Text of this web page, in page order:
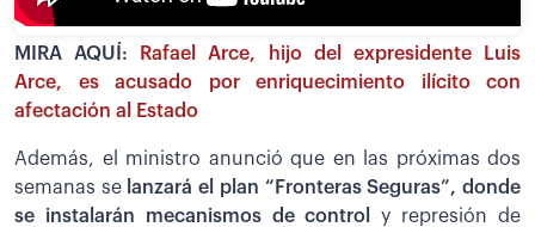
MIRA AQUÍ:
Rafael Arce, hijo del expresidente Luis
Arce, es acusado por enriquecimiento ilícito con
afectación al Estado
Además, el ministro anunció que en las próximas dos
semanas se lanzará el plan “Fronteras Seguras”, donde
se instalarán mecanismos de control
y represión de